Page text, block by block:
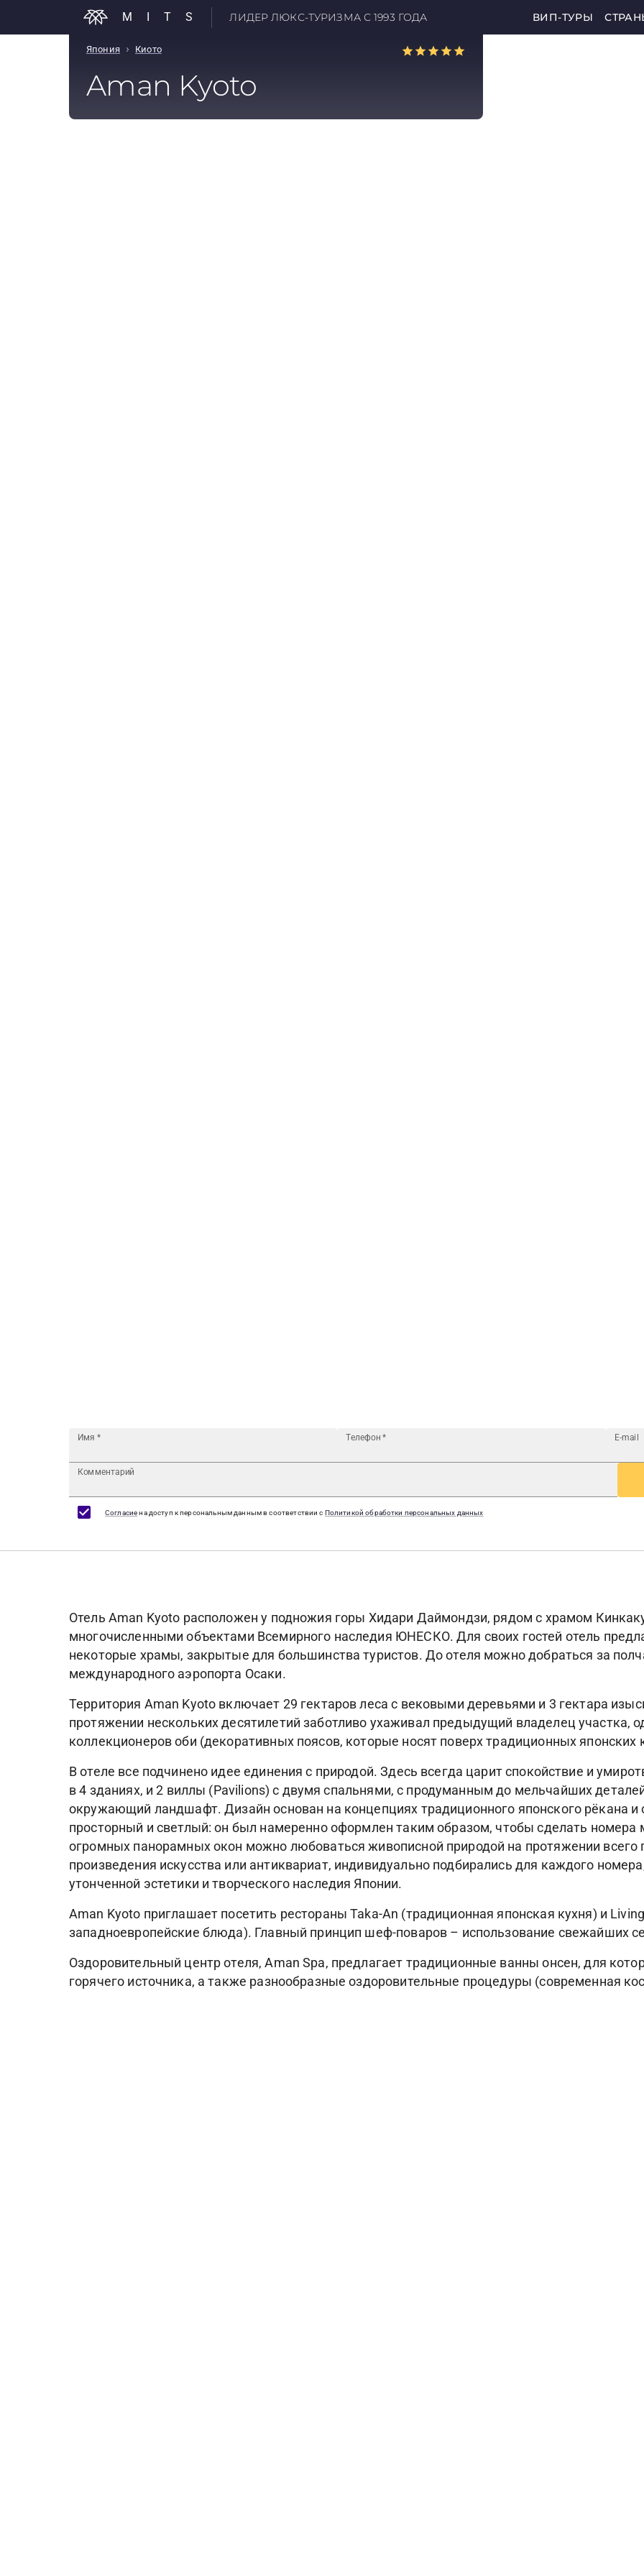
MITS ЛИДЕР ЛЮКС-ТУРИЗМА С 1993 ГОДА ВИП-ТУРЫ
Япония › Киото
Aman Kyoto
Имя * Телефон * E-mail
Комментарий
Согласиена доступ к персональным данным в соответствии с Политикой обработки персональных данных
Отель Aman Kyoto расположен у подножия горы Хидари Даймондзи, рядом с храмом
многочисленными объектами Всемирного наследия ЮНЕСКО. Для своих гостей отель
некоторые храмы, закрытые для большинства туристов. До отеля можно добраться за
международного аэропорта Осаки.
Территория Aman Kyoto включает 29 гектаров леса с вековыми деревьями и 3 гектара
протяжении нескольких десятилетий заботливо ухаживал предыдущий владелец участка,
коллекционеров оби (декоративных поясов, которые носят поверх традиционных японских
В отеле все подчинено идее единения с природой. Здесь всегда царит спокойствие и
в 4 зданиях, и 2 виллы (Pavilions) с двумя спальнями, с продуманным до мельчайших
окружающий ландшафт. Дизайн основан на концепциях традиционного японского рёкана
просторный и светлый: он был намеренно оформлен таким образом, чтобы сделать номера
огромных панорамных окон можно любоваться живописной природой на протяжении всего
произведения искусства или антиквариат, индивидуально подбирались для каждого
утонченной эстетики и творческого наследия Японии.
Aman Kyoto приглашает посетить рестораны Taka-An (традиционная японская кухня) и
западноевропейские блюда). Главный принцип шеф-поваров – использование свежайших
Оздоровительный центр отеля, Aman Spa, предлагает традиционные ванны онсен, для
горячего источника, а также разнообразные оздоровительные процедуры (современная